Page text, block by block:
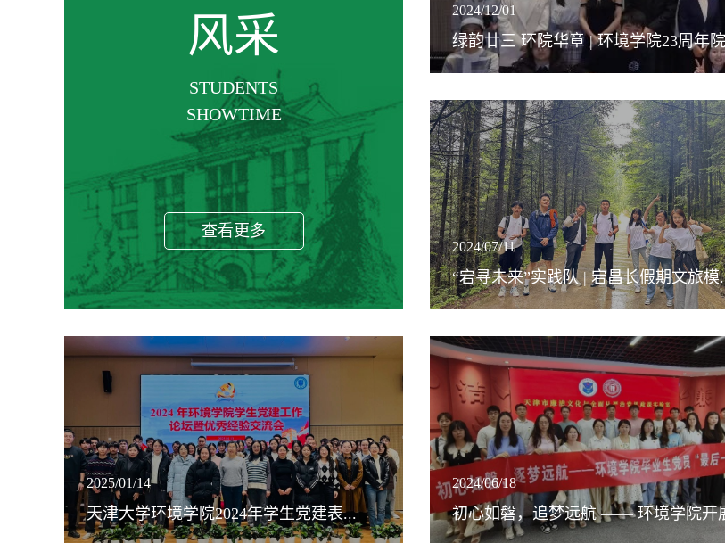
风采
STUDENTS
SHOWTIME
查看更多
2025/01/14
天津大学环境学院2024年学生党建表...
2024/12/01
绿韵廿三 环院华章 | 环境学院23周年
2024/07/11
“宕寻未来”实践队 | 宕昌长假期文旅模
2024/06/18
初心如磐，追梦远航 —— 环境学院开